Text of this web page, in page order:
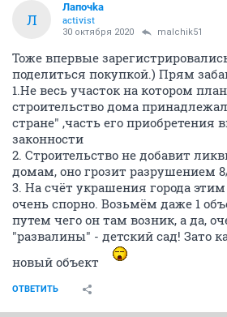
Л
Лапочkа
activist
30 октября 2020 malchik51
Тоже впервые
поделиться покупкой.) Прям
1.Не весь участок на котором
строительство дома
стране" ,часть его приобретения
законности
2. Строительство не добавит
домам, оно грозит разрушением
3. На счёт украшения города
очень спорно. Возьмём даже 1
путем чего он там возник, а да,
"развалины" - детский сад! Зато
новый объект
ОТВЕТИТЬ